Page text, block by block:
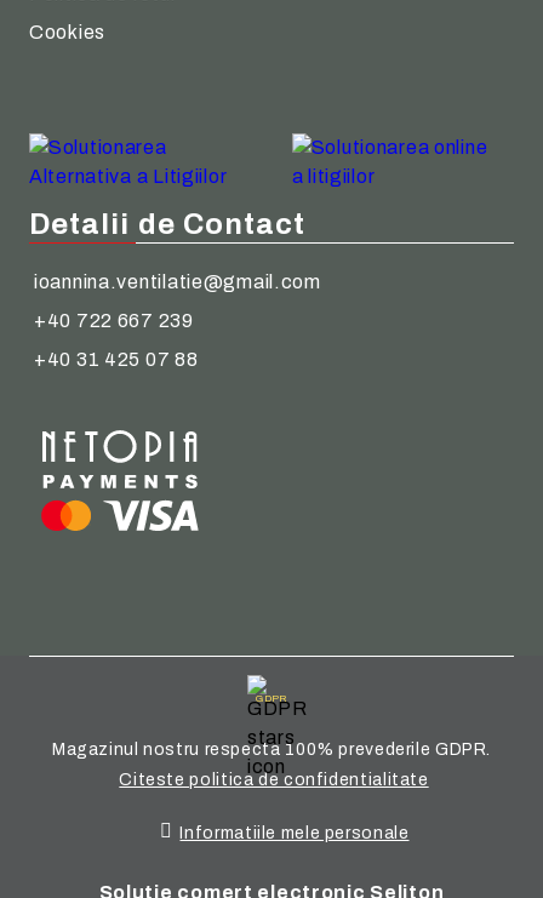
Cookies
Detalii de Contact
ioannina.ventilatie@gmail.com
+40 722 667 239
+40 31 425 07 88
GDPR
Magazinul nostru respecta 100% prevederile GDPR.
Citeste politica de confidentialitate
Informatiile mele personale
Solutie comert electronic Seliton